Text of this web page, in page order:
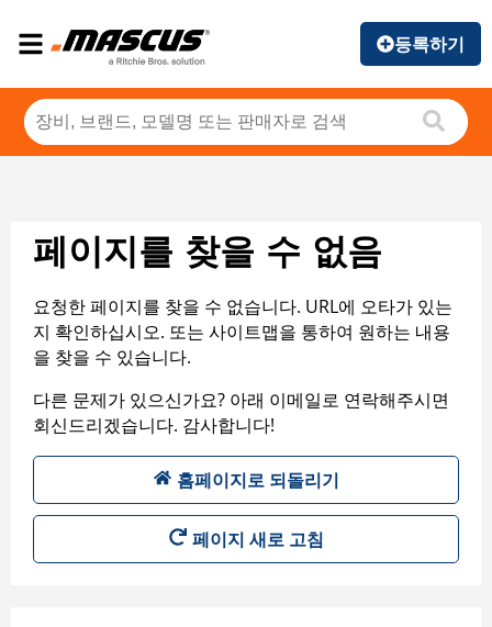
등록하기
페이지를 찾을 수 없음
요청한 페이지를 찾을 수 없습니다. URL에 오타가 있는
지 확인하십시오. 또는 사이트맵을 통하여 원하는 내용
을 찾을 수 있습니다.
다른 문제가 있으신가요? 아래 이메일로 연락해주시면
회신드리겠습니다. 감사합니다!
홈페이지로 되돌리기
페이지 새로 고침